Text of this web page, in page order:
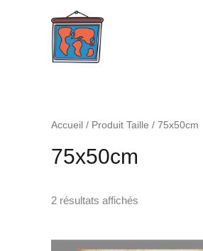
Accueil / Produit Taille / 75x50cm
75x50cm
2 résultats affichés